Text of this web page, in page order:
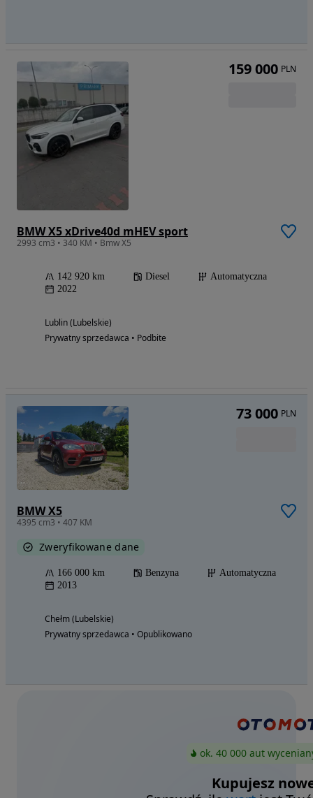
BMW X5 xDrive40d mHEV sport
2993 cm3 • 340 KM • Bmw X5
142 920 km Diesel
Automatyczna
2022
Lublin (Lubelskie)
Prywatny sprzedawca • Podbite
159 000 PLN
BMW X5
4395 cm3 • 407 KM
Zweryfikowane dane
166 000 km Benzyna
Automatyczna
2013
Chełm (Lubelskie)
Prywatny sprzedawca • Opublikowano
73 000 PLN
ok. 40 000 aut
Kupujesz